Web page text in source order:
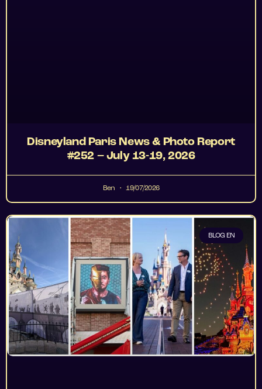
Disneyland Paris News & Photo Report
#252 – July 13-19, 2026
Ben 19/07/2026
BLOG EN